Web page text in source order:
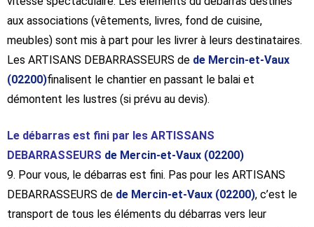
aux associations (vêtements, livres, fond de cuisine,
meubles) sont mis à part pour les livrer à leurs destinataires.
Les ARTISANS DEBARRASSEURS de de Mercin-et-Vaux
(02200)finalisent le chantier en passant le balai et
démontent les lustres (si prévu au devis).
Le débarras est fini par les ARTISSANS
DEBARRASSEURS de Mercin-et-Vaux (02200)
9. Pour vous, le débarras est fini. Pas pour les ARTISANS
DEBARRASSEURS de de Mercin-et-Vaux (02200), c’est le
transport de tous les éléments du débarras vers leur